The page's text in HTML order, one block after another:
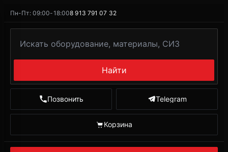
Пн-Пт: 09:00-18:008 913 791 07 32
Найти
Позвонить Telegram
Корзина